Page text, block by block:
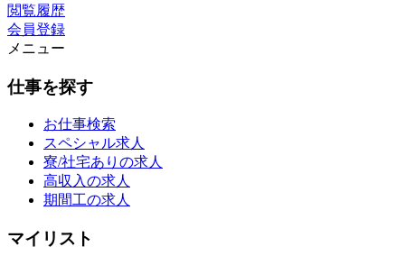
閲覧履歴
会員登録
メニュー
仕事を探す
お仕事検索
スペシャル求人
寮/社宅ありの求人
高収入の求人
期間工の求人
マイリスト